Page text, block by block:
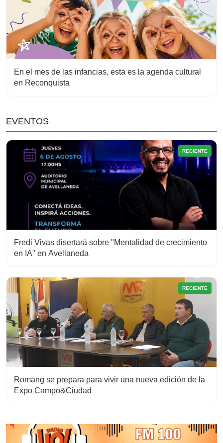
En el mes de las infancias, esta es la agenda cultural
en Reconquista
EVENTOS
RECIENTE
Fredi Vivas disertará sobre "Mentalidad de crecimiento
en IA" en Avellaneda
RECIENTE
Romang se prepara para vivir una nueva edición de la
Expo Campo&Ciudad